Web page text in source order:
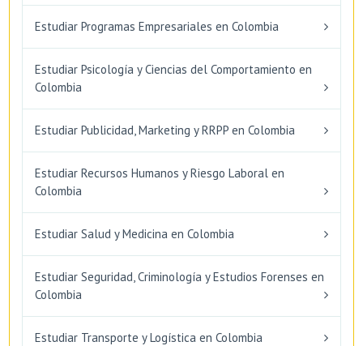
Estudiar Programas Empresariales en Colombia
Estudiar Psicología y Ciencias del Comportamiento en
Colombia
Estudiar Publicidad, Marketing y RRPP en Colombia
Estudiar Recursos Humanos y Riesgo Laboral en
Colombia
Estudiar Salud y Medicina en Colombia
Estudiar Seguridad, Criminología y Estudios Forenses en
Colombia
Estudiar Transporte y Logística en Colombia